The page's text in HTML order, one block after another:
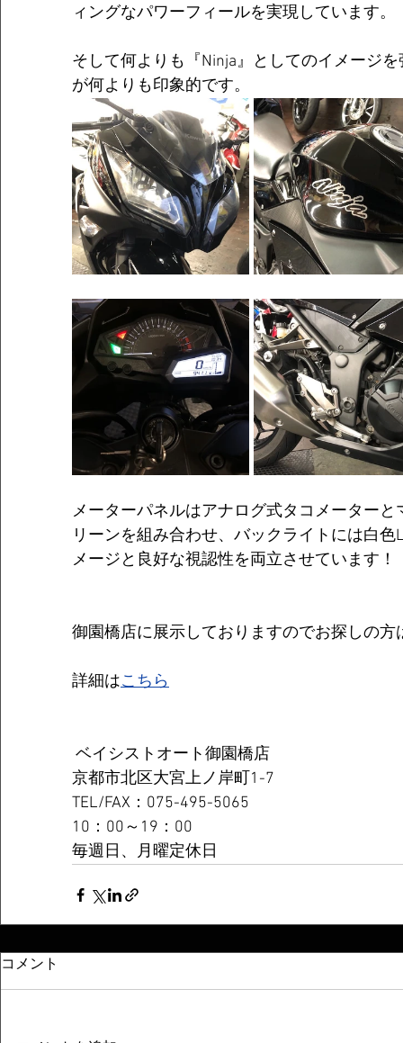
ィングなパワーフィールを実現しています。
そして何よりも『Ninja』としてのイメージ
メーターパネルはアナログ式タコメーターと
リーンを組み合わせ、バックライトには白
メージと良好な視認性を両立させています！
御園橋店に展示しておりますのでお探しの
詳細はこちら
ベイシストオート御園橋店
京都市北区大宮上ノ岸町1-7
TEL/FAX：075-495-5065
10：00～19：00
毎週日、月曜定休日
コメント